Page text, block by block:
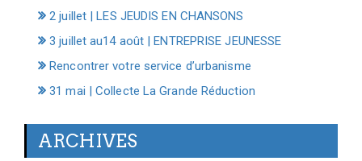
2 juillet | LES JEUDIS EN CHANSONS
3 juillet au14 août | ENTREPRISE JEUNESSE
Rencontrer votre service d’urbanisme
31 mai | Collecte La Grande Réduction
ARCHIVES